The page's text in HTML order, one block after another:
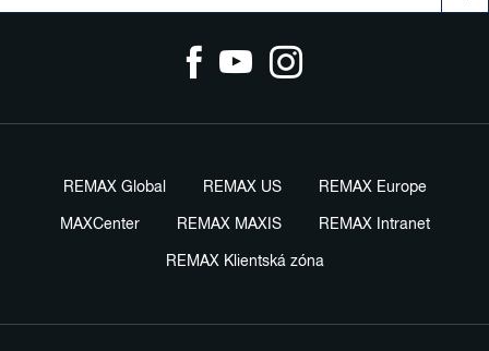
REMAX Global REMAX US REMAX Europe
MAXCenter REMAX MAXIS REMAX Intranet
REMAX Klientská zóna